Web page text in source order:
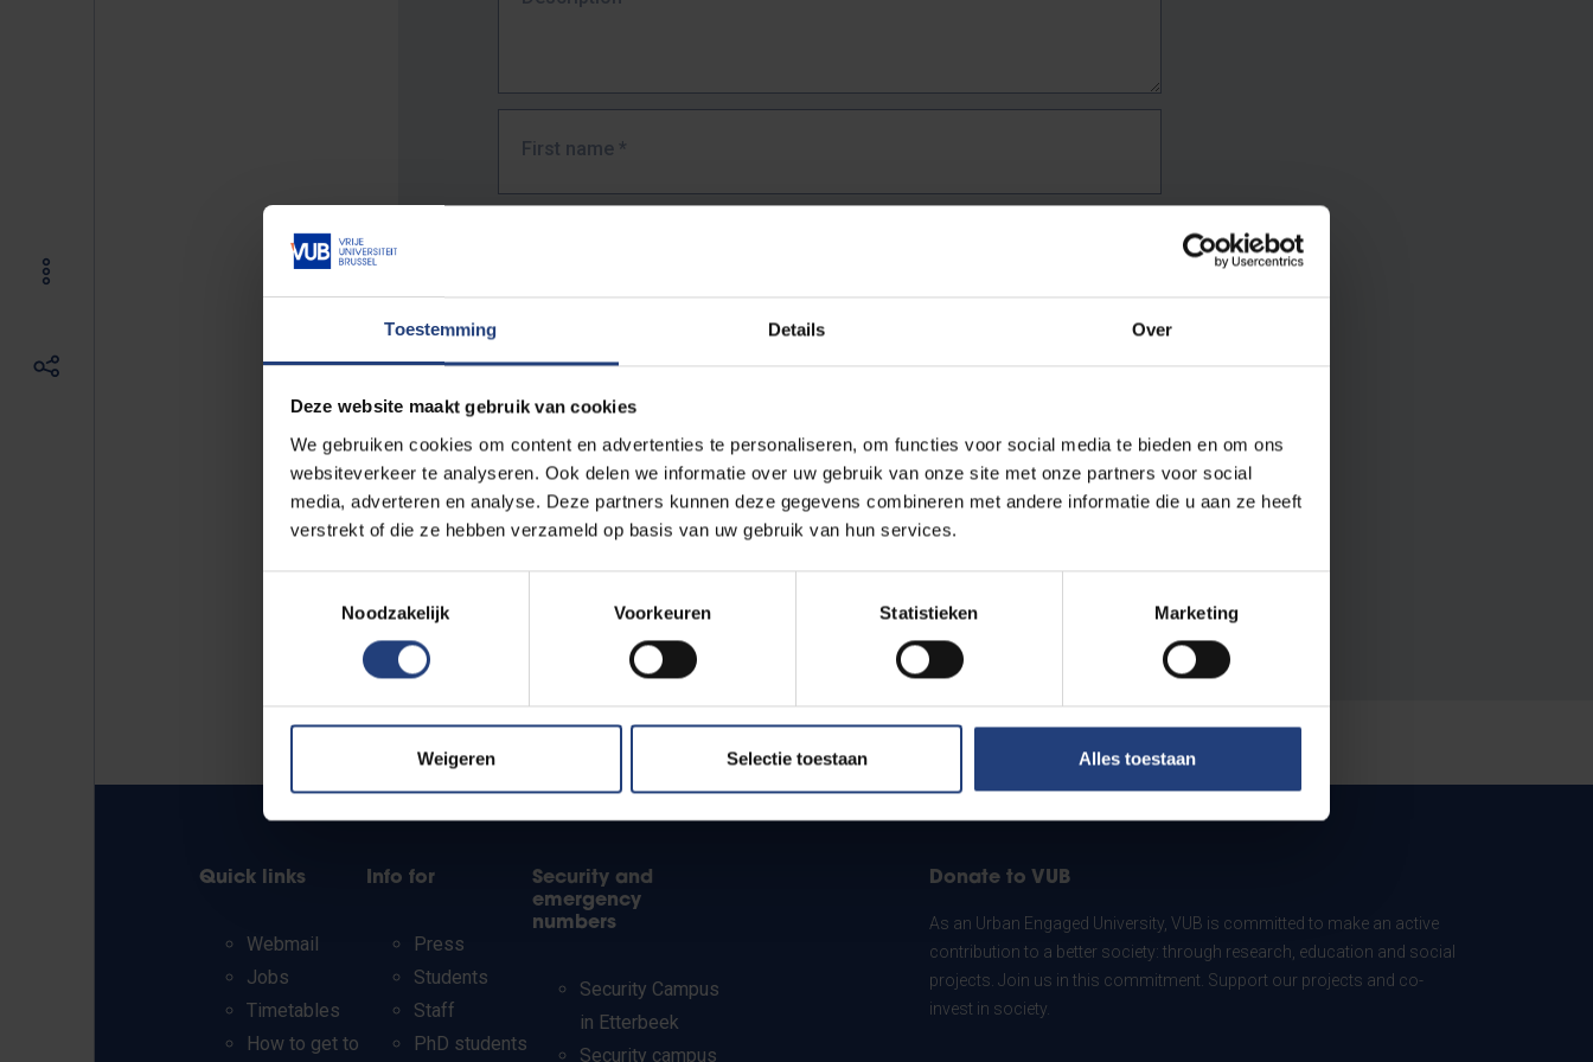
Toestemming Details Over
Deze website maakt gebruik van cookies
We gebruiken cookies om content en advertenties te personaliseren, om functies voor social media te bieden en om ons
websiteverkeer te analyseren. Ook delen we informatie over uw gebruik van onze site met onze partners voor social
media, adverteren en analyse. Deze partners kunnen deze gegevens combineren met andere informatie die u aan ze heeft
verstrekt of die ze hebben verzameld op basis van uw gebruik van hun services.
Noodzakelijk
Voorkeuren Statistieken Marketing
Weigeren Selectie toestaan Alles toestaan
First name *
The full URL of the page where you encountered the error.
E.g. https://www.vub.be/nl/studeren-aan-de-vub/alle-opleidingen
Quick links
Webmail
Jobs
Timetables
How to get to
Info for
Press
Students
Staff
PhD students
Security and
emergency
numbers
Security Campus
in Etterbeek
Security campus
Donate to VUB
As an Urban Engaged University, VUB is committed to make an active
contribution to a better society: through research, education and social
projects. Join us in this commitment. Support our projects and co-
invest in society.